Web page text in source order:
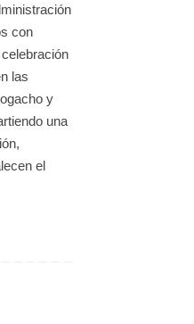
con
las
y
una
el